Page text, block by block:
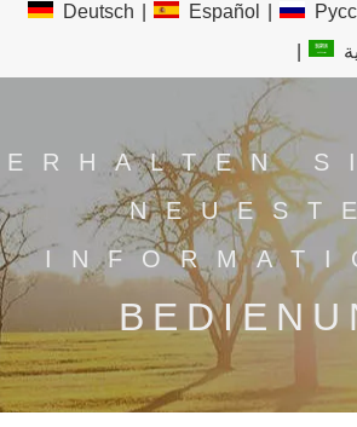
Deutsch Español
ERHALTEN